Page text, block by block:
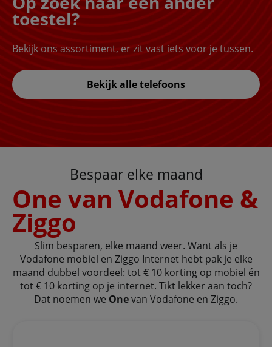
toestel?
Bekijk ons assortiment, er zit vast iets voor je tussen.
Bekijk alle telefoons
Bespaar elke maand
One van Vodafone &
Ziggo
Slim besparen, elke maand weer. Want als je
Vodafone mobiel en Ziggo Internet hebt pak je elke
maand dubbel voordeel: tot € 10 korting op mobiel én
tot € 10 korting op je internet. Tikt lekker aan toch?
Dat noemen we Onevan Vodafone en Ziggo.